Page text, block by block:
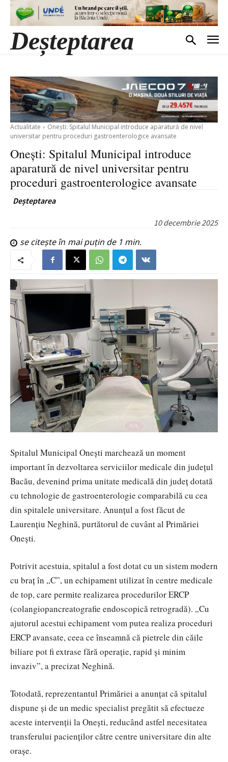
Deșteptarea
Actualitate
Onești: Spitalul Municipal introduce aparatură de nivel
universitar pentru proceduri gastroenterologice avansate
Onești: Spitalul Municipal introduce
aparatură de nivel universitar pentru
proceduri gastroenterologice avansate
Deșteptarea
10 decembrie 2025
se citește în mai puțin de 1 min.
Spitalul Municipal Onești marchează un moment
important în dezvoltarea serviciilor medicale din județul
Bacău, devenind prima unitate medicală din județ dotată
cu tehnologie de gastroenterologie comparabilă cu cea
din spitalele universitare. Anunțul a fost făcut de
Laurențiu Neghină, purtătorul de cuvânt al Primăriei
Onești.
Potrivit acestuia, spitalul a fost dotat cu un sistem modern
cu braț în „C”, un echipament utilizat în centre medicale
de top, care permite realizarea procedurilor ERCP
(colangiopancreatografie endoscopică retrogradă). „Cu
ajutorul acestui echipament vom putea realiza proceduri
ERCP avansate, ceea ce înseamnă că pietrele din căile
biliare pot fi extrase fără operație, rapid și minim
invaziv”, a precizat Neghină.
Totodată, reprezentantul Primăriei a anunțat că spitalul
dispune și de un medic specialist pregătit să efectueze
aceste intervenții la Onești, reducând astfel necesitatea
transferului pacienților către centre universitare din alte
orașe.